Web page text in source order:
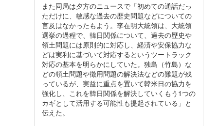
また同局は夕方のニュースで「初めての通話だっ
ただけに、敏感な過去の歴史問題などについての
言及はなかったもよう。李在明大統領は、大統領
選挙の過程で、韓日関係について、過去の歴史や
領土問題には原則的に対応し、経済や安保協力な
どは実利に基づいて対応するというツートラック
対応の基本を明らかにしていた。独島（竹島）な
どの領土問題や徴用問題の解決法などの難題が残
っているが、実益に重点を置いて韓米日の協力を
強化し、これを韓日関係を解決していくもう1つの
カギとして活用する可能性も提起されている」と
伝えた。